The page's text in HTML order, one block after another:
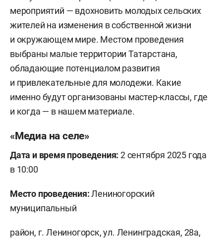
мероприятий — вдохновить молодых сельских
жителей на изменения в собственной жизни
и окружающем мире. Местом проведения
выбраны малые территории Татарстана,
обладающие потенциалом развития
и привлекательные для молодежи. Какие
именно будут организованы мастер-классы, где
и когда — в нашем материале.
«Медиа на селе»
Дата и время проведения: 2 сентября 2025 года
в 10:00
Место проведения:Лениногорский
муниципальный
район, г. Лениногорск, ул. Ленинградская, 28а,